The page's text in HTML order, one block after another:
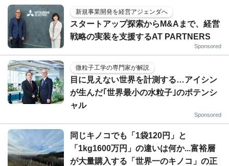
新規事業開発を経営アジェンダへ
スタートアップ探索からM&Aまで、経営
戦略の実装を支援するAT PARTNERS
Sponsored
微粒子工学の専門家が解説
目に見えない世界を計測する…アイシン
が生んだ｢世界最小の水粒子｣のポテンシ
ャル
Sponsored
同じキノコでも「1袋120円」と
「1kg1600万円」の違いは何か...富裕層
が大量購入する「世界一のキノコ」の正